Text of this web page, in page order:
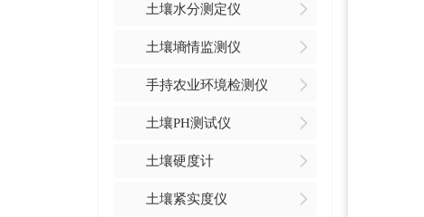
土壤水分测定仪
土壤墒情监测仪
手持农业环境检测仪
土壤PH测试仪
土壤硬度计
土壤紧实度仪